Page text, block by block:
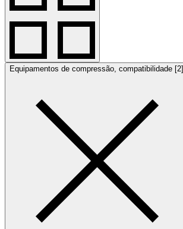
Equipamentos de compressão, compatibilidade [2]